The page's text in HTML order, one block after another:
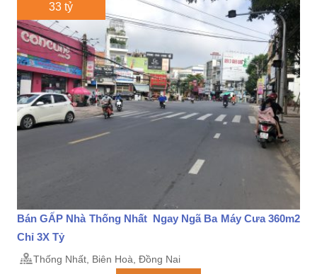
33 tỷ
Bán GẤP Nhà Thống Nhất Ngay Ngã Ba Máy Cưa 360m2
Chỉ 3X Tỷ
Thống Nhất, Biên Hoà, Đồng Nai